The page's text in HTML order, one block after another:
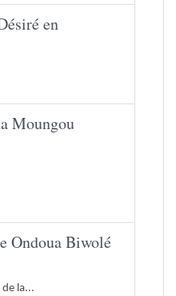
en
Moungou
Ondoua Biwolé
la...